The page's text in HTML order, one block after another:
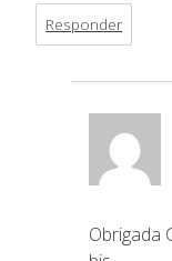
Responder
Obrigada